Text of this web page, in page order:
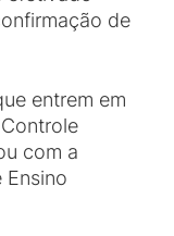
de
entrem em
com a
Ensino